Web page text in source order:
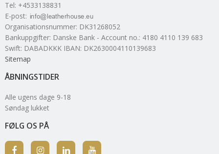
Tel: +4533138831
E-post:
Organisationsnummer: DK31268052
Bankuppgifter: Danske Bank - Account no.: 4180 4110 139 683
Swift: DABADKKK IBAN: DK2630004110139683
Sitemap
ÅBNINGSTIDER
Alle ugens dage 9-18
Søndag lukket
FØLG OS PÅ